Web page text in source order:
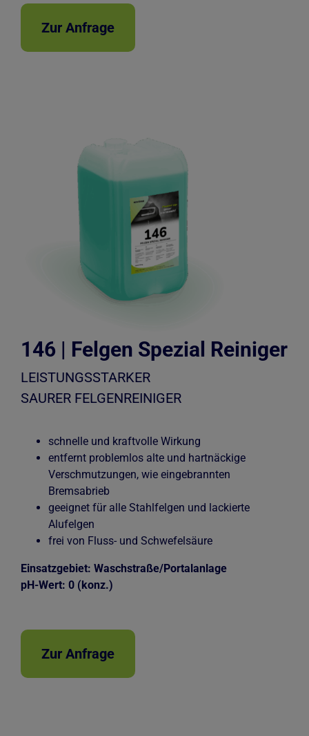
Zur Anfrage
146 | Felgen Spezial Reiniger
LEISTUNGSSTARKER
SAURER FELGENREINIGER
schnelle und kraftvolle Wirkung
entfernt problemlos alte und hartnäckige
Verschmutzungen, wie eingebrannten
Bremsabrieb
geeignet für alle Stahlfelgen und lackierte
Alufelgen
frei von Fluss- und Schwefelsäure
Einsatzgebiet: Waschstraße/Portalanlage
pH-Wert: 0 (konz.)
Zur Anfrage